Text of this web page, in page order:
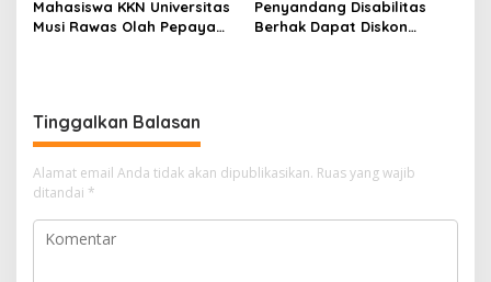
Mahasiswa KKN Universitas
Musi Rawas Olah Pepaya
Penyandang Disabilitas
Berhak Dapat Diskon
Tinggalkan Balasan
Alamat email Anda tidak akan dipublikasikan. Ruas yang wajib
ditandai *